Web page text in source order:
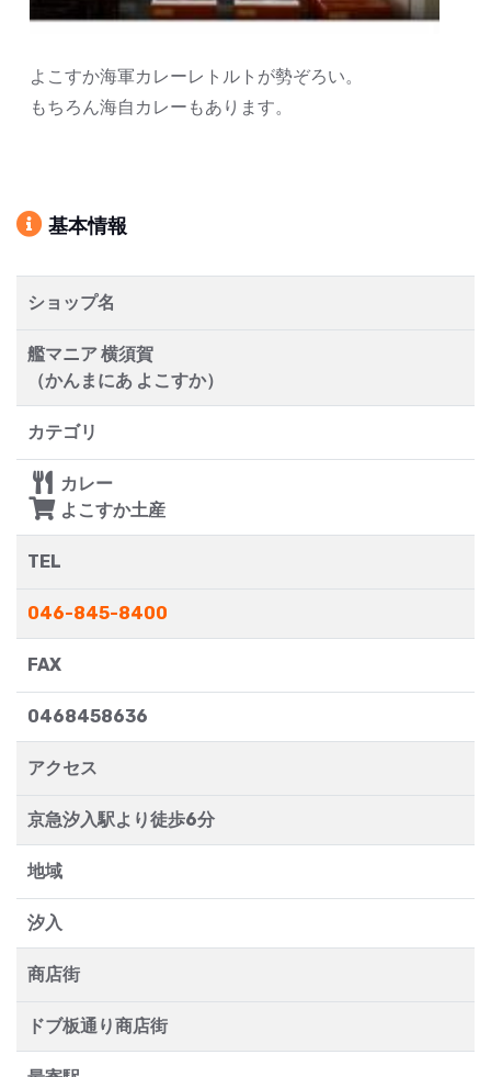
よこすか海軍カレーレトルトが勢ぞろい。
もちろん海自カレーもあります。
基本情報
ショップ名
艦マニア 横須賀
（かんまにあ よこすか）
カテゴリ
カレー
よこすか土産
TEL
046-845-8400
FAX
0468458636
アクセス
京急汐入駅より徒歩6分
地域
汐入
商店街
ドブ板通り商店街